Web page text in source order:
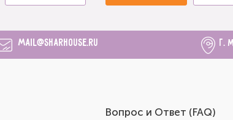
mail@sharhouse.ru г.
Вопрос и Ответ (FAQ)